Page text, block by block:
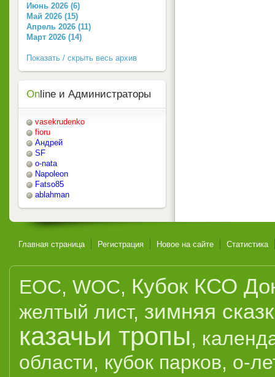
Июнь 2026 (6)
Май 2026 (15)
Апрель 2026 (11)
Март 2026 (14)
Показать / скрыть весь архив
On line и Администраторы
vasekrudenko
fioru
Андрей
SF
o-nata
Napoleon
Fatso85
ablahman
Главная страница Регистрация Новое на сайте Статистика
EOC, WOC, Кубок КСО
желтый лист, зимняя
казачьи тропы,
области, кубок парков, о-